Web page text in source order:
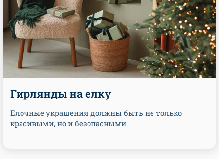
Гирлянды на елку
Елочные украшения должны быть не только
красивыми, но и безопасными